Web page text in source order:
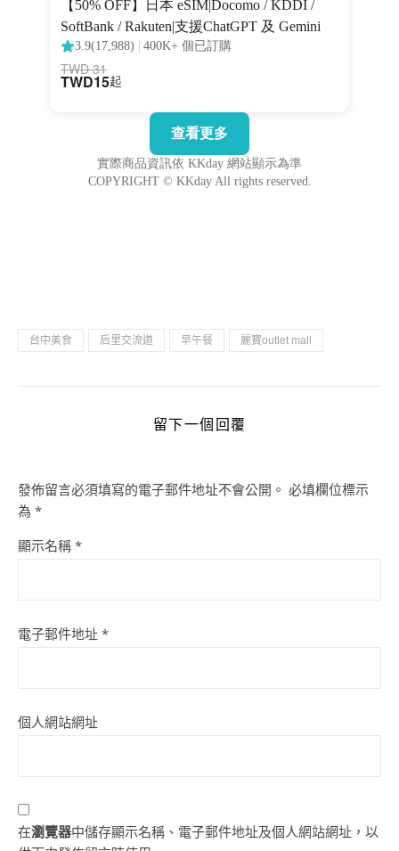
台中美食 后里交流道 早午餐 麗寶outlet mall
留下一個回覆
發佈留言必須填寫的電子郵件地址不會公開。 必填欄位標示
為 *
顯示名稱 *
電子郵件地址 *
個人網站網址
在瀏覽器中儲存顯示名稱、電子郵件地址及個人網站網址，以